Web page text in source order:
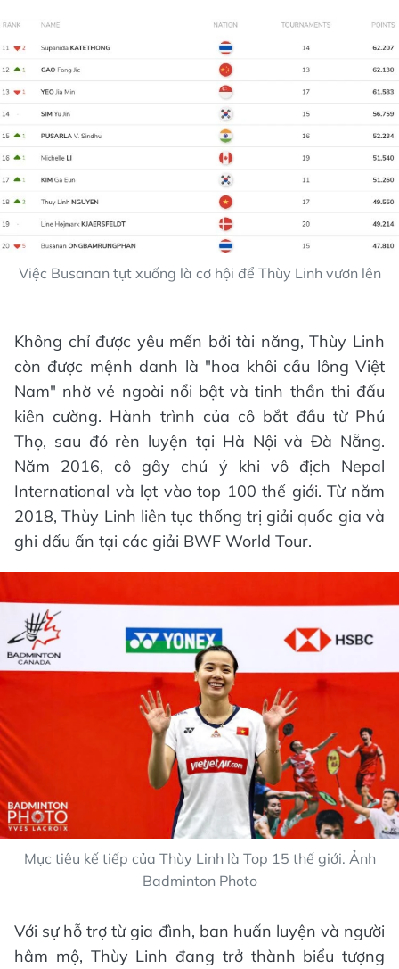
Việc Busanan tụt xuống là cơ hội để Thùy Linh vươn lên
Không chỉ được yêu mến bởi tài năng, Thùy Linh
còn được mệnh danh là "hoa khôi cầu lông Việt
Nam" nhờ vẻ ngoài nổi bật và tinh thần thi đấu
kiên cường. Hành trình của cô bắt đầu từ Phú
Thọ, sau đó rèn luyện tại Hà Nội và Đà Nẵng.
Năm 2016, cô gây chú ý khi vô địch Nepal
International và lọt vào top 100 thế giới. Từ năm
2018, Thùy Linh liên tục thống trị giải quốc gia và
ghi dấu ấn tại các giải BWF World Tour.
Mục tiêu kế tiếp của Thùy Linh là Top 15 thế giới. Ảnh
Badminton Photo
Với sự hỗ trợ từ gia đình, ban huấn luyện và người
hâm mộ, Thùy Linh đang trở thành biểu tượng